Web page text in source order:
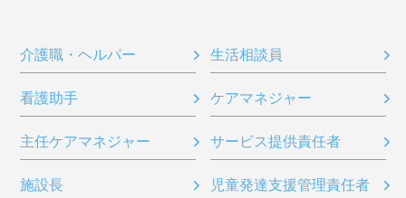
介護職・ヘルパー 生活相談員
看護助手 ケアマネジャー
主任ケアマネジャー サービス提供責任者
施設長 児童発達支援管理責任者